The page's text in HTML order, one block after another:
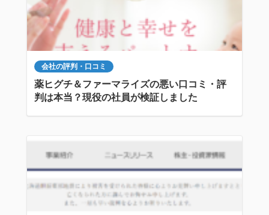
会社の評判・口コミ
薬ヒグチ＆ファーマライズの悪い口コミ・評
判は本当？現役の社員が検証しました